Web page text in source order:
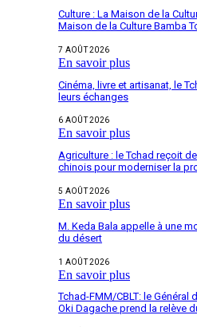
Culture : La Maison de la
Maison de la Culture Bamba
7 AOÛT 2026
En savoir plus
Cinéma, livre et artisanat, le
leurs échanges
6 AOÛT 2026
En savoir plus
Agriculture : le Tchad reçoit
chinois pour moderniser la
5 AOÛT 2026
En savoir plus
M. Keda Bala appelle à une
du désert
1 AOÛT 2026
En savoir plus
Tchad-FMM/CBLT: le Général
Oki Dagache prend la relève